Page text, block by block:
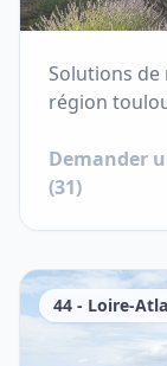
Solutions de
région
Demander
(31)
44 - Loire-